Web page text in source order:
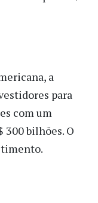
a
para
com um
300 bilhões. O